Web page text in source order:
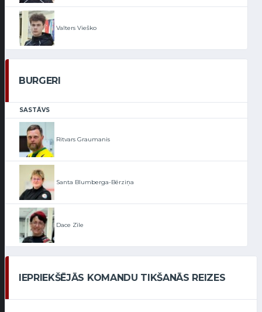
Valters Vieško
BURGERI
SASTĀVS
Ritvars Graumanis
Santa Blumberga-Bērziņa
Dace Zīle
IEPRIEKŠĒJĀS KOMANDU TIKŠANĀS REIZES